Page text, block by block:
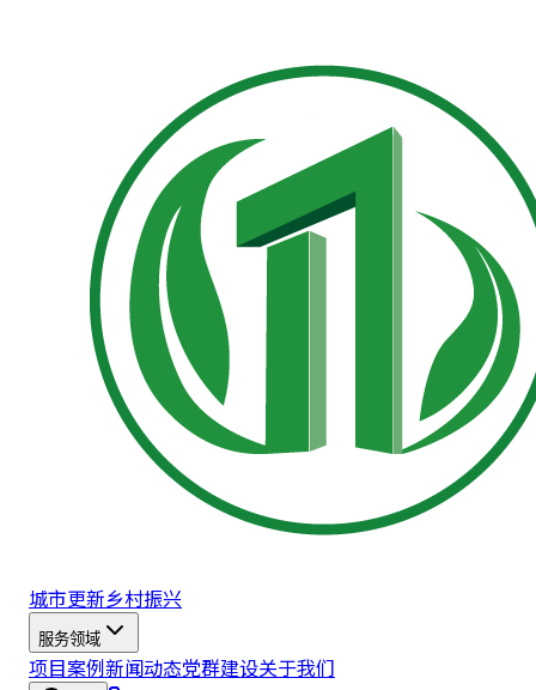
城市更新乡村振兴
服务领域
项目案例新闻动态党群建设关于我们